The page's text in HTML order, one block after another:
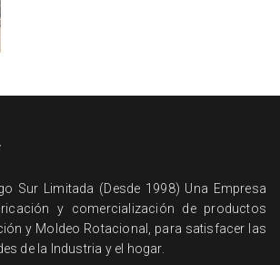
Sur Limitada (Desde 1998) Una Empresa
y comercialización de productos
y Moldeo Rotacional, para satisfacer las
de la Industria y el hogar.